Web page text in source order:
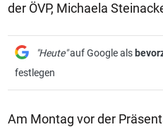
der ÖVP, Michaela
"Heute"auf Google als
festlegen
Am Montag vor der